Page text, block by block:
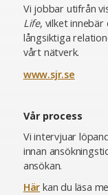
Vi jobbar utifrån
Life, vilket
långsiktiga
vårt nätverk.
www.sjr.se
Vår process
Vi intervjuar
innan
ansökan.
Här kan du läsa